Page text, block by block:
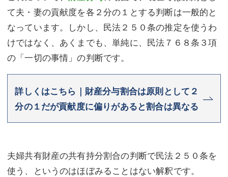
て夫・妻の貢献度を各２分の１とする判断は一般的と
なっています。しかし、民法２５０条の推定を使うわ
けではなく、あくまでも、単純に、民法７６８条３項
の「一切の事情」の判断です。
詳しくはこちら｜財産分与割合は原則として２
分の１だが貢献度に偏りがあると割合は異なる
夫婦共有財産の共有持分割合の判断で民法２５０条を
使う、というのはほぼみることはない解釈です。